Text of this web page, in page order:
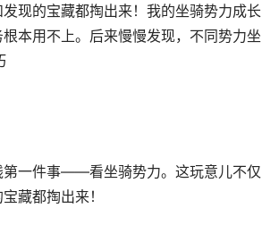
现的宝藏都掏出来！我的坐骑势力成长
本用不上。后来慢慢发现，不同势力坐
第一件事——看坐骑势力。这玩意儿不仅
藏都掏出来！